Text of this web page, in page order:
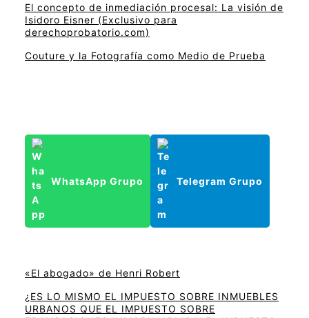
El concepto de inmediación procesal: La visión de
Isidoro Eisner (Exclusivo para
derechoprobatorio.com)
Couture y la Fotografía como Medio de Prueba
WhatsApp Grupo Telegram Grupo
«El abogado» de Henri Robert
¿ES LO MISMO EL IMPUESTO SOBRE INMUEBLES
URBANOS QUE EL IMPUESTO SOBRE